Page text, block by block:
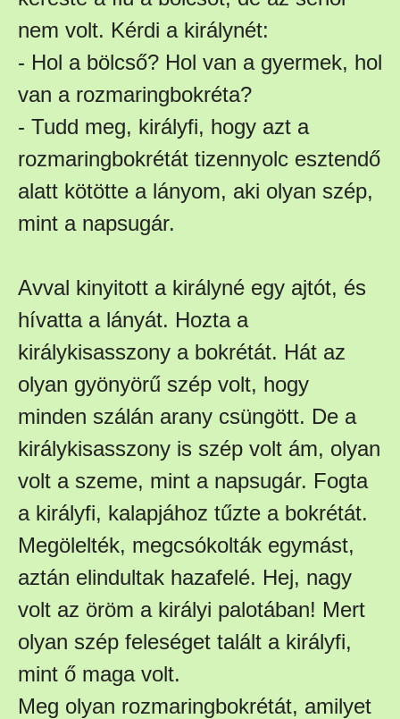
nem volt. Kérdi a királynét:
- Hol a bölcső? Hol van a gyermek, hol
van a rozmaringbokréta?
- Tudd meg, királyfi, hogy azt a
rozmaringbokrétát tizennyolc esztendő
alatt kötötte a lányom, aki olyan szép,
mint a napsugár.
Avval kinyitott a királyné egy ajtót, és
hívatta a lányát. Hozta a
királykisasszony a bokrétát. Hát az
olyan gyönyörű szép volt, hogy
minden szálán arany csüngött. De a
királykisasszony is szép volt ám, olyan
volt a szeme, mint a napsugár. Fogta
a királyfi, kalapjához tűzte a bokrétát.
Megölelték, megcsókolták egymást,
aztán elindultak hazafelé. Hej, nagy
volt az öröm a királyi palotában! Mert
olyan szép feleséget talált a királyfi,
mint ő maga volt.
Meg olyan rozmaringbokrétát, amilyet